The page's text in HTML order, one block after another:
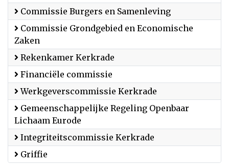
Commissie Burgers en Samenleving
Commissie Grondgebied en Economische
Zaken
Rekenkamer Kerkrade
Financiële commissie
Werkgeverscommissie Kerkrade
Gemeenschappelijke Regeling Openbaar
Lichaam Eurode
Integriteitscommissie Kerkrade
Griffie